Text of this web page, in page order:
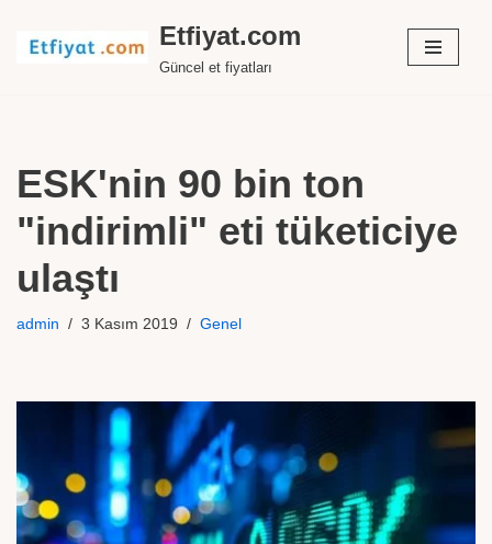
İçeriğe
Etfiyat.com
Güncel et fiyatları
ESK'nin 90 bin ton
"indirimli" eti tüketiciye
ulaştı
admin 3 Kasım 2019 Genel